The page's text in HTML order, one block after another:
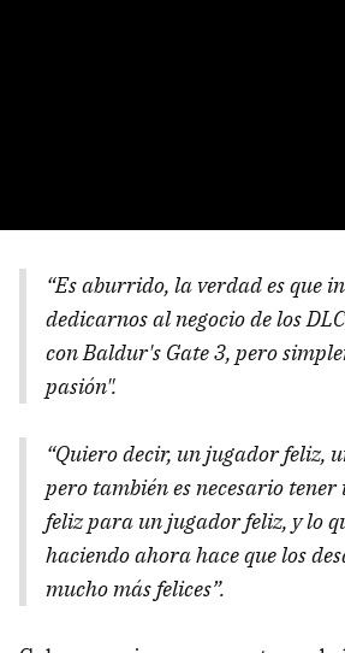
“Es aburrido, la verdad es que
dedicarnos al negocio de los
con Baldur's Gate 3, pero
pasión".
“Quiero decir, un jugador feliz,
pero también es necesario
feliz para un jugador feliz, y lo
haciendo ahora hace que los
mucho más felices”.